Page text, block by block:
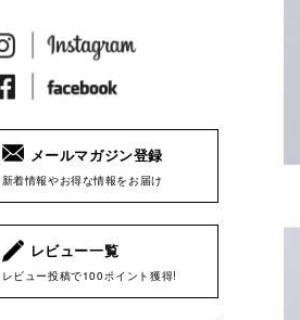
メールマガジン登録
新着情報やお得な情報をお届け
レビュー一覧
レビュー投稿で100ポイント獲得!